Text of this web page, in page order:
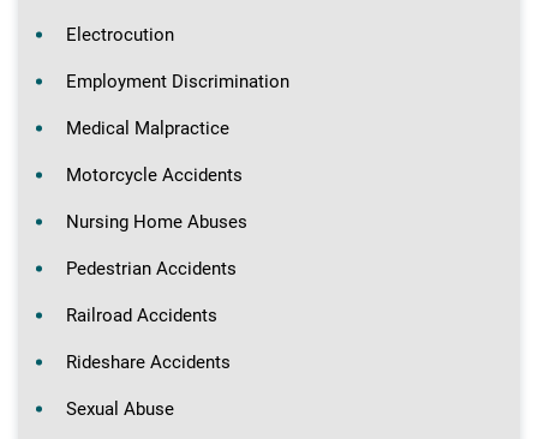
Electrocution
Employment Discrimination
Medical Malpractice
Motorcycle Accidents
Nursing Home Abuses
Pedestrian Accidents
Railroad Accidents
Rideshare Accidents
Sexual Abuse